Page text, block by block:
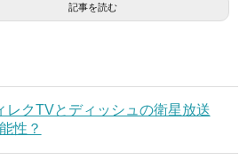
記事を読む
レクTVとディッシュの衛星放送
性？